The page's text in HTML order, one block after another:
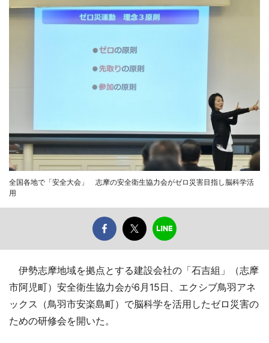
全国各地で「安全大会」 志摩の安全衛生協力会がゼロ災害目指し脳科学活
用
伊勢志摩地域を拠点とする建設会社の「石吉組」（志摩
市阿児町）安全衛生協力会が6月15日、エクシブ鳥羽アネ
ックス（鳥羽市安楽島町）で脳科学を活用したゼロ災害の
ための研修会を開いた。